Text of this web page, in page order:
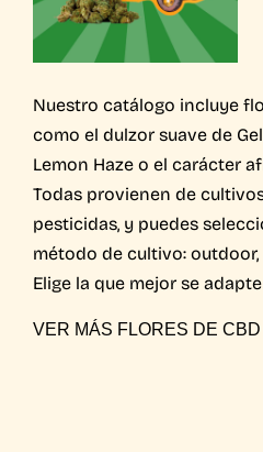
Nuestro catálogo incluye
como el dulzor suave de
Lemon Haze o el carácter
Todas provienen de
pesticidas, y puedes
método de cultivo:
Elige la que mejor se
VER MÁS FLORES DE CBD